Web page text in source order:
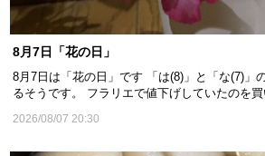
8月7日「花の日」
8月7日は「花の日」です 「は(8)」と「な(7)」
るそうです。 フラリエで値下げしていたのを
も咲くのか分かりませんが、咲いたら凄く嬉し
2026/08/07 20:30